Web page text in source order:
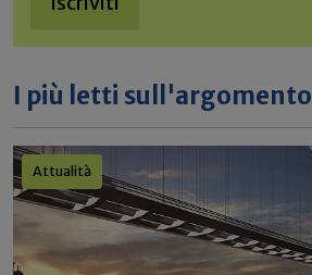
I più letti sull'argomento
Attualità